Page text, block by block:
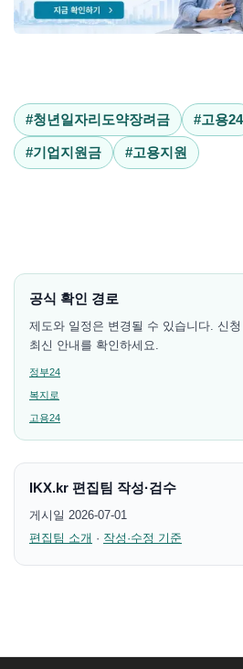
#청년일자리도약장려금 #고용24
#기업지원금 #고용지원
공식 확인 경로
제도와 일정은 변경될 수 있습니다. 신
최신 안내를 확인하세요.
정부24
복지로
고용24
IKX.kr 편집팀 작성·검수
게시일 2026-07-01
편집팀 소개 · 작성·수정 기준